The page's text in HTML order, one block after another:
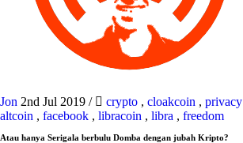
Jon 2nd Jul 2019 / crypto , cloakcoin , privacy
altcoin , facebook , libracoin , libra , freedom
Atau hanya Serigala berbulu Domba dengan jubah Kripto?